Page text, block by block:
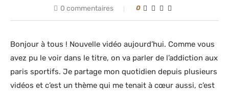
0 commentaires 0
Bonjour à tous ! Nouvelle vidéo aujourd’hui. Comme vous
avez pu le voir dans le titre, on va parler de l’addiction aux
paris sportifs. Je partage mon quotidien depuis plusieurs
vidéos et c’est un thème qui me tenait à cœur aussi, c’est